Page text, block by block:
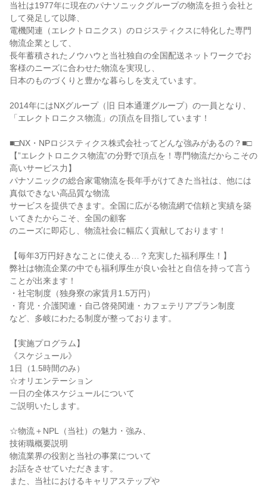
当社は1977年に現在のパナソニックグループの物流を担う会社と
して発足して以降、
電機関連（エレクトロニクス）のロジスティクスに特化した専門
物流企業として、
長年蓄積されたノウハウと当社独自の全国配送ネットワークでお
客様のニーズに合わせた物流を実現し、
日本のものづくりと豊かな暮らしを支えています。
2014年にはNXグループ（旧 日本通運グループ）の一員となり、
「エレクトロニクス物流」の頂点を目指しています！
■□NX・NPロジスティクス株式会社ってどんな強みがあるの？■□
【”エレクトロニクス物流”の分野で頂点を！専門物流だからこその
高いサービス力】
パナソニックの総合家電物流を長年手がけてきた当社は、他には
真似できない高品質な物流
サービスを提供できます。全国に広がる物流網で信頼と実績を築
いてきたからこそ、全国の顧客
のニーズに即応し、物流社会に幅広く貢献しております！
【毎年3万円好きなことに使える…？充実した福利厚生！】
弊社は物流企業の中でも福利厚生が良い会社と自信を持って言う
ことが出来ます！
・社宅制度（独身寮の家賃月1.5万円）
・育児・介護関連・自己啓発関連・カフェテリアプラン制度
など、多岐にわたる制度が整っております。
【実施プログラム】
《スケジュール》
1日（1.5時間のみ）
☆オリエンテーション
一日の全体スケジュールについて
ご説明いたします。
☆物流＋NPL（当社）の魅力・強み、
技術職概要説明
物流業界の役割と当社の事業について
お話をさせていただきます。
また、当社におけるキャリアステップや